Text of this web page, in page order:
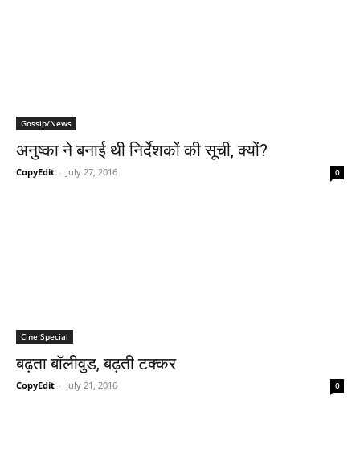
Gossip/News
अनुष्‍का ने बनाई थी निर्देशकों की सूची, क्‍यों?
CopyEdit - July 27, 2016 0
Cine Special
बढ़ता बॉलीवुड, बढ़ती टक्‍कर
CopyEdit - July 21, 2016 0